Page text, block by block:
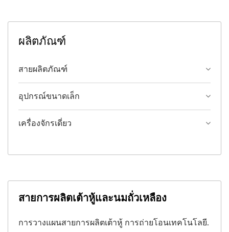
ผลิตภัณฑ์
สายผลิตภัณฑ์
อุปกรณ์ขนาดเล็ก
เครื่องจักรเดี่ยว
สายการผลิตเต้าหู้และนมถั่วเหลือง
การวางแผนสายการผลิตเต้าหู้ การถ่ายโอนเทคโนโลยี.